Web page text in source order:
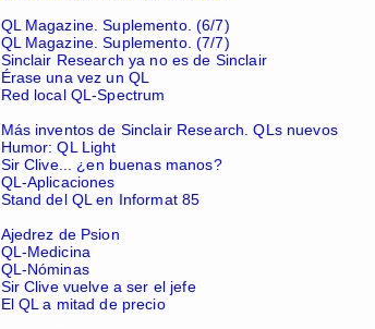
QL Magazine. Suplemento. (6/7)
QL Magazine. Suplemento. (7/7)
Sinclair Research ya no es de Sinclair
Érase una vez un QL
Red local QL-Spectrum
Más inventos de Sinclair Research. QLs nuevos
Humor: QL Light
Sir Clive... ¿en buenas manos?
QL-Aplicaciones
Stand del QL en Informat 85
Ajedrez de Psion
QL-Medicina
QL-Nóminas
Sir Clive vuelve a ser el jefe
El QL a mitad de precio